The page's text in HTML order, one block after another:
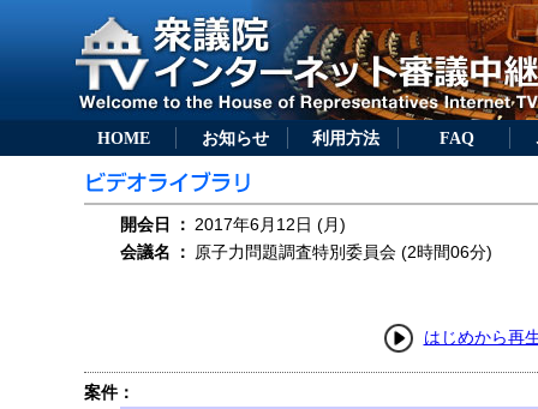
HOME お知らせ 利用方法 FAQ
開会日 ： 2017年6月12日 (月)
会議名
： 原子力問題調査特別委員会 (2時間06分)
はじめから再
案件：